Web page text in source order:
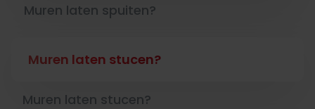
Muren laten spuiten?
Muren laten stucen?
Muren laten stucen?